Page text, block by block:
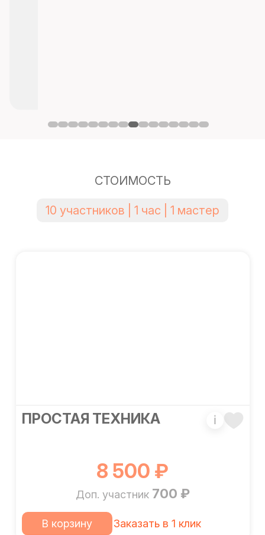
СТОИМОСТЬ
10 участников | 1 час | 1 мастер
ПРОСТАЯ ТЕХНИКА i
8 500 ₽
Доп. участник 700 ₽
В корзину Заказать в 1 клик